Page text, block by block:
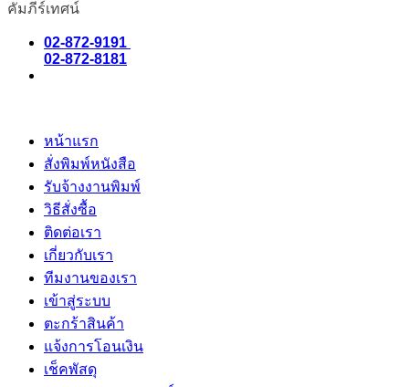
คัมภีร์เทศน์
02-872-9191
02-872-8181
หน้าแรก
สั่งพิมพ์หนังสือ
รับจ้างงานพิมพ์
วิธีสั่งซื้อ
ติดต่อเรา
เกี่ยวกับเรา
ทีมงานของเรา
เข้าสู่ระบบ
ตะกร้าสินค้า
แจ้งการโอนเงิน
เช็คพัสดุ